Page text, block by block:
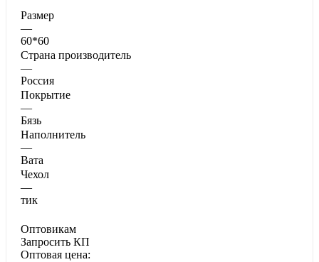
Размер
—
60*60
Страна производитель
—
Россия
Покрытие
—
Бязь
Наполнитель
—
Вата
Чехол
—
тик
Оптовикам
Запросить КП
Оптовая цена: